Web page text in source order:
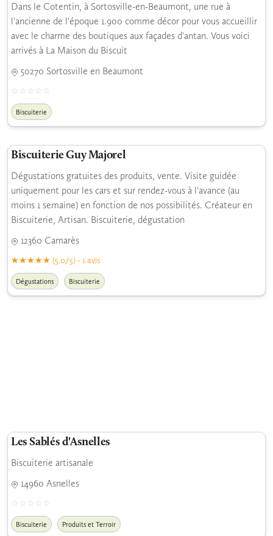
Dans le Cotentin, à Sortosville-en-Beaumont, une rue à
l'ancienne de l'époque 1.900 comme décor pour vous accueillir
avec le charme des boutiques aux façades d'antan. Vous voici
arrivés à La Maison du Biscuit
50270 Sortosville en Beaumont
Biscuiterie
Biscuiterie Guy Majorel
Dégustations gratuites des produits, vente. Visite guidée
uniquement pour les cars et sur rendez-vous à l'avance (au
moins 1 semaine) en fonction de nos possibilités. Créateur en
Biscuiterie, Artisan. Biscuiterie, dégustation
12360 Camarès
(5.0/5) - 1 avis
Dégustations Biscuiterie
Les Sablés d'Asnelles
Biscuiterie artisanale
14960 Asnelles
Biscuiterie Produits et Terroir